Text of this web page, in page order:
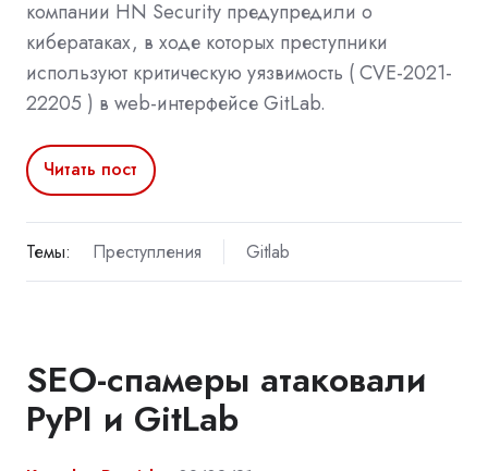
компании HN Security предупредили о
кибератаках, в ходе которых преступники
используют критическую уязвимость ( CVE-2021-
22205 ) в web-интерфейсе GitLab.
Читать пост
Темы: Преступления Gitlab
SEO-спамеры атаковали
PyPI и GitLab